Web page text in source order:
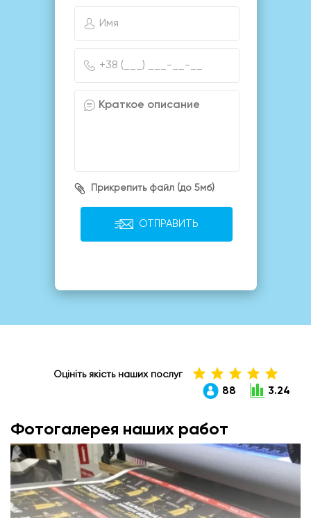
Прикрепить файл (до 5мб)
ОТПРАВИТЬ
Оцініть якість наших послуг
88 3.24
Фотогалерея наших работ